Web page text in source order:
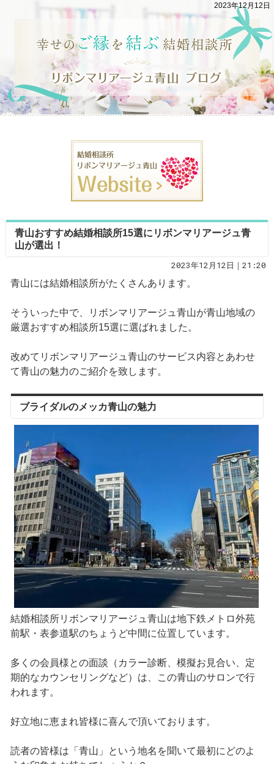
2023年12月12日
青山おすすめ結婚相談所15選にリボンマリアージュ青
山が選出！
2023年12月12日｜21:20
青山には結婚相談所がたくさんあります。
そういった中で、リボンマリアージュ青山が青山地域の
厳選おすすめ相談所15選に選ばれました。
改めてリボンマリアージュ青山のサービス内容とあわせ
て青山の魅力のご紹介を致します。
ブライダルのメッカ青山の魅力
結婚相談所リボンマリアージュ青山は地下鉄メトロ外苑
前駅・表参道駅のちょうど中間に位置しています。
多くの会員様との面談（カラー診断、模擬お見合い、定
期的なカウンセリングなど）は、この青山のサロンで行
われます。
好立地に恵まれ皆様に喜んで頂いております。
読者の皆様は「青山」という地名を聞いて最初にどのよ